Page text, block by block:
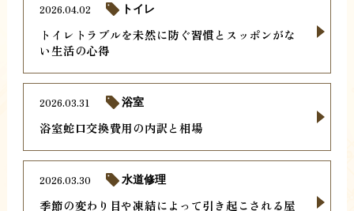
トイレトラブルを未然に防ぐ習慣とスッポンがな
い生活の心得
2026.04.02 トイレ
浴室蛇口交換費用の内訳と相場
2026.03.31 浴室
季節の変わり目や凍結によって引き起こされる屋
2026.03.30 水道修理